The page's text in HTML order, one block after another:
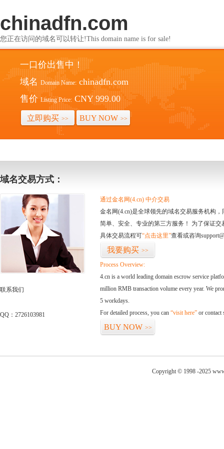
chinadfn.com
您正在访问的域名可以转让!This domain name is for sale!
一口价出售中！
域名 Domain Name: chinadfn.com
售价 Listing Price: CNY 999.00
立即购买 >> BUY NOW >>
域名交易方式：
联系我们
QQ：2726103981
通过金名网(4.cn) 中介交易
金名网(4.cn)是全球领先的域名交易服务机构
简单、安全、专业的第三方服务！ 为了保证
具体交易流程可“点击这里”查看或咨询
我要购买 >>
Process Overview:
4.cn is a world leading domain escrow service
million RMB transaction volume every year. We
5 workdays.
For detailed process, you can “visit here” or contact
BUY NOW >>
Copyright © 1998 -2025